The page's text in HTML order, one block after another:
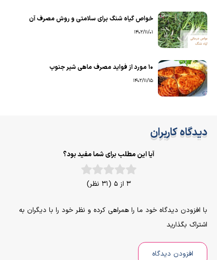
خواص گیاه شنگ برای سلامتی و روش مصرف آن
1402/11/01
۱۰ مورد از فواید مصرف ماهی شیر جنوب
1402/11/15
دیدگاه کاربران
آیا این مطلب برای شما مفید بود؟
3 از 5 (31 نظر)
با افزودن دیدگاه خود ما را همراهی کرده و نظر خود را با دیگران به
اشتراک بگذارید
افزودن دیدگاه